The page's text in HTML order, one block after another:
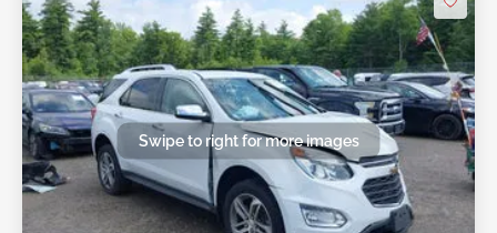
Swipe to right for more images